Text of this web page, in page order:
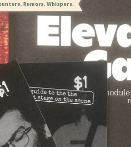
Rumors. Whispers.